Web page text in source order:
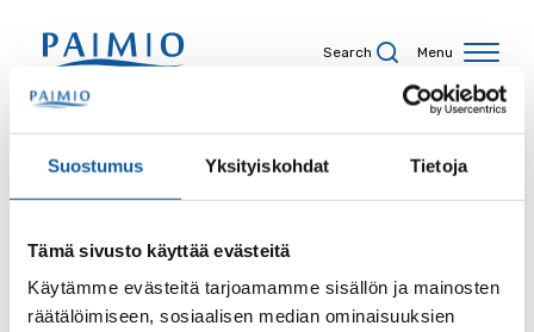
Suostumus Yksityiskohdat Tietoja
Tämä sivusto käyttää evästeitä
Käytämme evästeitä tarjoamamme sisällön ja mainosten
räätälöimiseen, sosiaalisen median ominaisuuksien
Search Menu
Search results
Search term